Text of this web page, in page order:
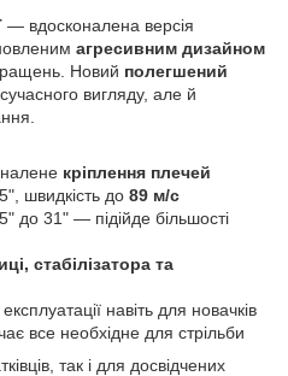
— вдосконалена версія
агресивним дизайном
Новий полегшений
вигляду, але й
кріплення плечей
швидкість до 89 м/с
до 31" — підійде більшості
стабілізатора та
навіть для новачків
все необхідне для стрільби
так і для досвідчених